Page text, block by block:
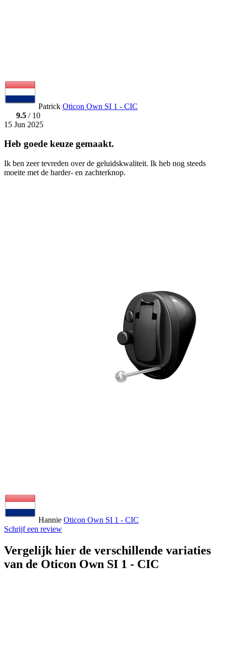
Patrick Oticon Own SI 1 - CIC
9.5 / 10
15 Jun 2025
Heb goede keuze gemaakt.
Ik ben zeer tevreden over de geluidskwaliteit. Ik heb nog steeds
moeite met de harder- en zachterknop.
Hannie Oticon Own SI 1 - CIC
Schrijf een review
Vergelijk hier de verschillende variaties
van de Oticon Own SI 1 - CIC